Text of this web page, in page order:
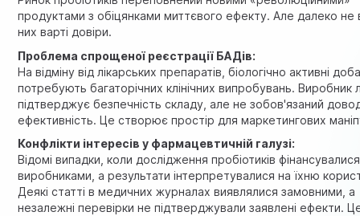
продуктами з обіцянками миттєвого ефекту. Але далеко не
них варті довіри.
Проблема спрощеної реєстрації БАДів:
На відміну від лікарських препаратів, біологічно активні
потребують багаторічних клінічних випробувань. Виробник
підтверджує безпечність складу, але не зобов'язаний
ефективність. Це створює простір для маркетингових
Конфлікти інтересів у фармацевтичній галузі:
Відомі випадки, коли дослідження пробіотиків фінансувалися
виробниками, а результати інтерпретувалися на їхню
Деякі статті в медичних журналах виявлялися замовними, а
незалежні перевірки не підтверджували заявлені ефекти.